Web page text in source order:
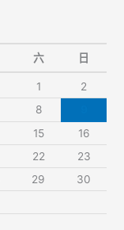
六 日
1
2
8
15
16
22
23
29
30